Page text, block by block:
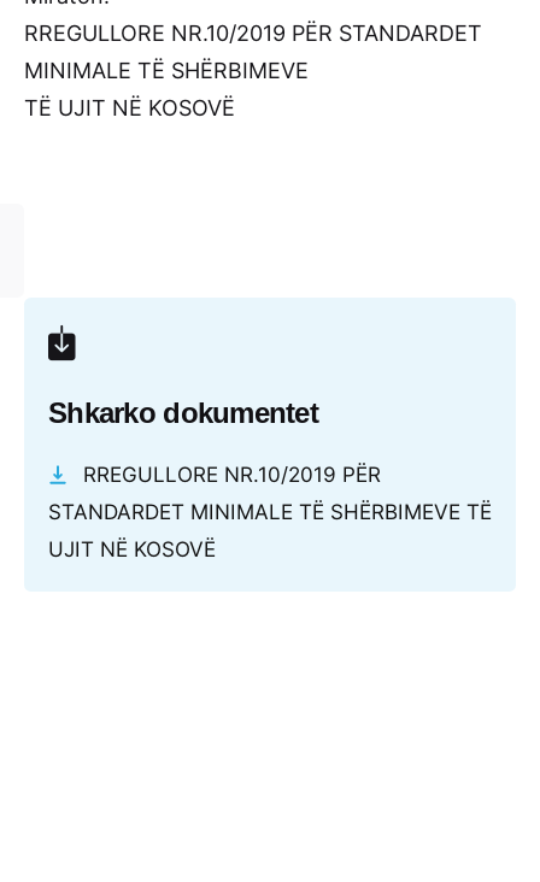
RREGULLORE NR.10/2019 PËR STANDARDET
MINIMALE TË SHËRBIMEVE
TË UJIT NË KOSOVË
Shkarko dokumentet
RREGULLORE NR.10/2019 PËR
STANDARDET MINIMALE TË SHËRBIMEVE TË
UJIT NË KOSOVË